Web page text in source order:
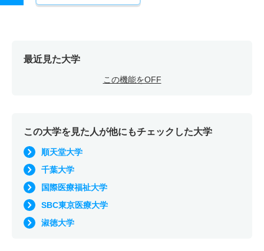
最近見た大学
この機能をOFF
この大学を見た人が他にもチェックした大学
順天堂大学
千葉大学
国際医療福祉大学
SBC東京医療大学
淑徳大学